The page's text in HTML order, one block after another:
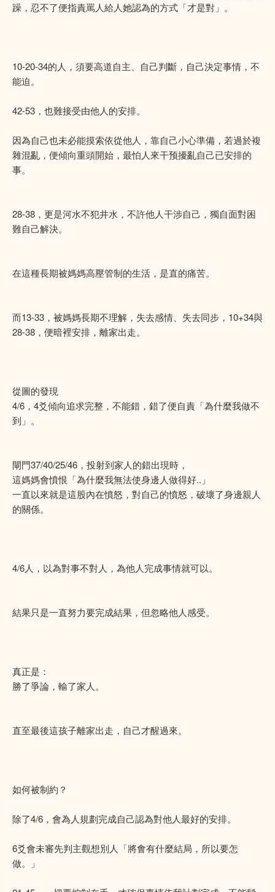
躁，忍不了便指責罵人給人她認為的方式「才是對」。
10-20-34的人，須要高道自主、自己判斷，自己決定事情，不
能迫。
42-53，也難接受由他人的安排。
因為自己也未必能摸索依從他人，靠自己小心準備，若過於複
雜混亂，便傾向重頭開始，最怕人來干预擾亂自己已安排的
事。
28-38，更是河水不犯井水，不許他人干涉自己，獨自面對困
難自己解決。
在這種長期被媽媽高壓管制的生活，是直的痛苦。
而13-33，被媽媽長期不理解，失去感情、失去同步，10+34與
28-38，便暗裡安排，離家出走。
從圖的發現
4/6，4爻傾向追求完整，不能錯，錯了便自責「為什麼我做不
到」。
閘門37/40/25/46，投射到家人的錯出現時，
這媽媽會憤恨「為什麼我無法使身邊人做得好..」
一直以來就是這股內在憤怒，對自己的憤怒，破壞了身邊親人
的關係。
4/6人，以為對事不對人，為他人完成事情就可以。
結果只是一直努力要完成結果，但忽略他人感受。
真正是：
勝了爭論，輸了家人。
直至最後這孩子離家出走，自己才醒過來。
如何被制約？
除了4/6，會為人規劃完成自己認為對他人最好的安排。
6爻會未審先判主觀想別人「將㑹有什麼結局，所以要怎
做。」